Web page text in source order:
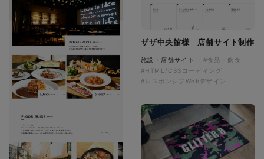
ザザ中央館様 店舗サイト制作
施設・店舗サイト
#食品・飲食
#HTML/CSSコーディング
#レスポンシブWebデザイン